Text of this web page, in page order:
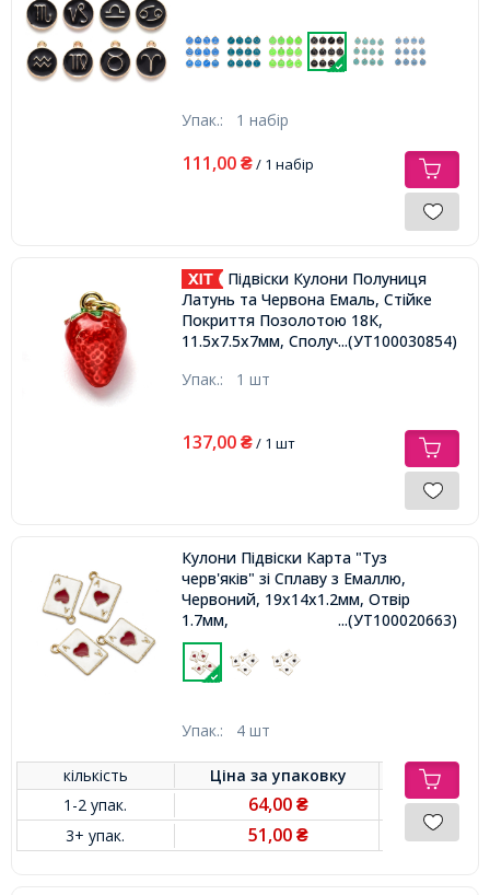
Упак.: 1 набір
111,00 ₴/ 1 набір
Підвіски Кулони Полуниця
Латунь та Червона Емаль, Стійке
Покриття Позолотою 18К,
11.5х7.5х7мм, Сполучне кільце
...(УТ100030854)
Упак.: 1 шт
137,00 ₴/ 1 шт
Кулони Підвіски Карта "Туз
черв'яків" зі Сплаву з Емаллю,
Червоний, 19x14х1.2мм, Отвір
1.7мм,
...(УТ100020663)
Упак.: 4 шт
кількість Ціна заупаковку
1-2 упак.
64,00₴
3+ упак. 51,00₴